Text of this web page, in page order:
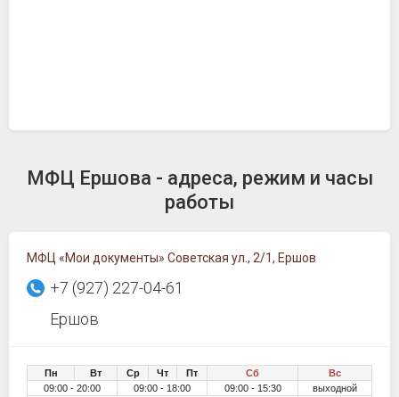
МФЦ Ершова - адреса, режим и часы
работы
МФЦ «Мои документы» Советская ул., 2/1, Ершов
+7 (927) 227-04-61
Ершов
Пн Вт Ср Чт Пт Сб
Вс
09:00 - 20:00
09:00 - 18:00 09:00 - 15:30
выходной